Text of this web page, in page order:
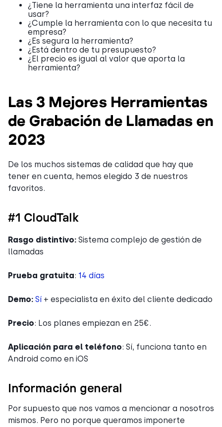
¿Tiene la herramienta una interfaz fácil de
usar?
¿Cumple la herramienta con lo que necesita tu
empresa?
¿Es segura la herramienta?
¿Está dentro de tu presupuesto?
¿El precio es igual al valor que aporta la
herramienta?
Las 3 Mejores Herramientas
de Grabación de Llamadas en
2023
De los muchos sistemas de calidad que hay que
tener en cuenta, hemos elegido 3 de nuestros
favoritos.
#1 CloudTalk
Rasgo distintivo: Sistema complejo de gestión de
llamadas
Prueba gratuita: 14 días
Demo: Sí + especialista en éxito del cliente dedicado
Precio: Los planes empiezan en 25€.
Aplicación para el teléfono: Sí, funciona tanto en
Android como en iOS
Información general
Por supuesto que nos vamos a mencionar a nosotros
mismos. Pero no porque queramos imponerte